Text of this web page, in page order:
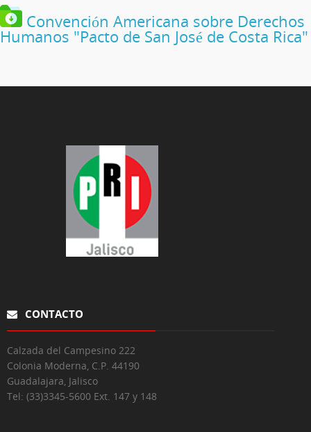
Convención Americana sobre Derechos
Humanos "Pacto de San José de Costa Rica"
CONTACTO
Calzada del Campesino 222
Colonia Moderna, C.P. 44190
Guadalajara, Jalisco
Tel: (33)3345-5600 Ext. 147 y 148